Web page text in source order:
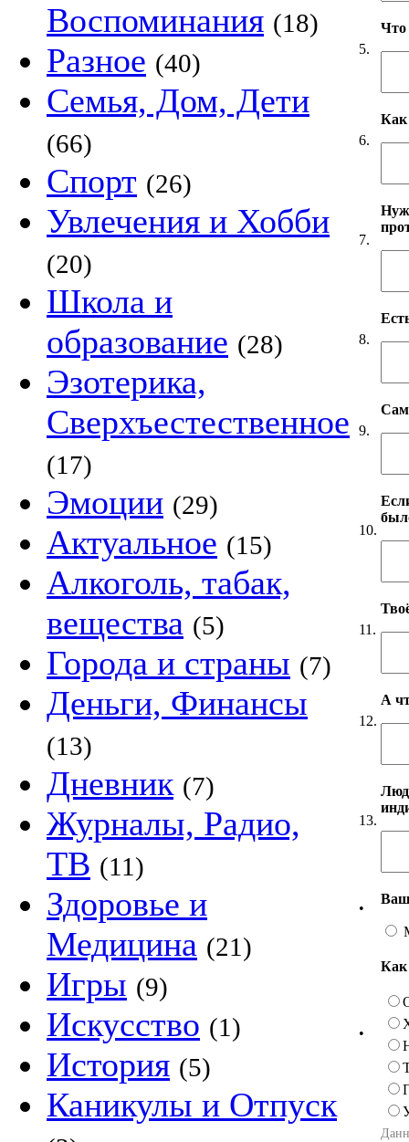
Воспоминания (18)
Разное (40)
Семья, Дом, Дети
(66)
Спорт (26)
Увлечения и Хобби
(20)
Школа и
образование (28)
Эзотерика,
Сверхъестественное
(17)
Эмоции (29)
Актуальное (15)
Алкоголь, табак,
вещества (5)
Города и страны (7)
Деньги, Финансы
(13)
Дневник (7)
Журналы, Радио,
ТВ (11)
Здоровье и
Медицина (21)
Игры (9)
Искусство (1)
История (5)
Каникулы и Отпуск
5.
Что
6.
Как
7.
8.
9.
10.
11.
12.
А
13.
•
•
Как